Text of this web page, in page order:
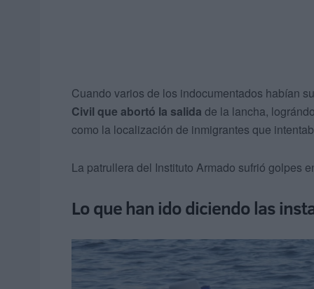
Cuando varios de los indocumentados habían
Civil que abortó la salida de la lancha,
como la localización de inmigrantes que
La patrullera del Instituto Armado sufrió golpes
Lo que han ido diciendo las